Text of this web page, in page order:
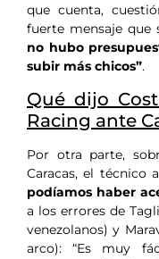
que cuenta,
fuerte mensaje
no hubo
subir más chicos”.
Qué dijo
Racing ante
Por otra parte,
Caracas, el técnico
podíamos haber
a los errores de
venezolanos) y
arco): “Es muy